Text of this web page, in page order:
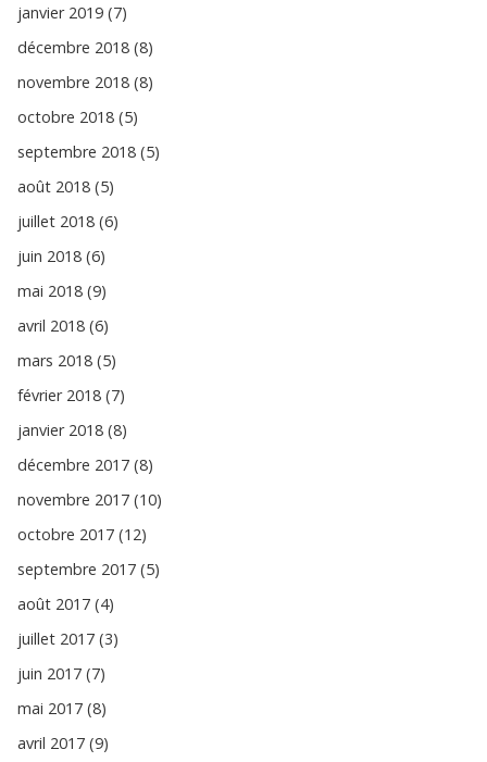
janvier 2019 (7)
décembre 2018 (8)
novembre 2018 (8)
octobre 2018 (5)
septembre 2018 (5)
août 2018 (5)
juillet 2018 (6)
juin 2018 (6)
mai 2018 (9)
avril 2018 (6)
mars 2018 (5)
février 2018 (7)
janvier 2018 (8)
décembre 2017 (8)
novembre 2017 (10)
octobre 2017 (12)
septembre 2017 (5)
août 2017 (4)
juillet 2017 (3)
juin 2017 (7)
mai 2017 (8)
avril 2017 (9)